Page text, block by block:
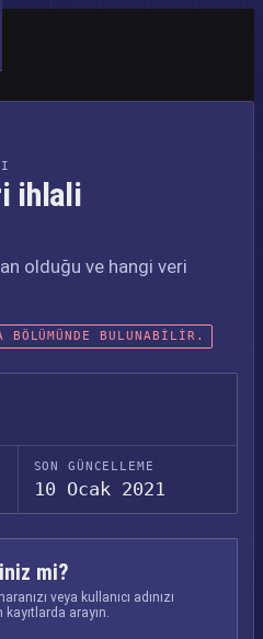
ihlali
olduğu ve hangi veri
BÖLÜMÜNDE BULUNABILIR.
SON GÜNCELLEME
10 Ocak 2021
mi?
veya kullanıcı adınızı
arayın.